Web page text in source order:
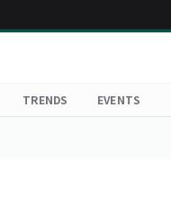
TRENDS EVENTS